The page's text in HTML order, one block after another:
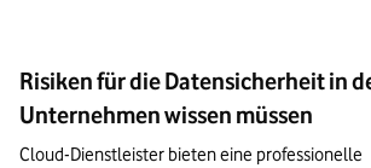
Risiken für die Datensicherheit in
Unternehmen wissen müssen
Cloud-Dienstleister bieten eine professionelle